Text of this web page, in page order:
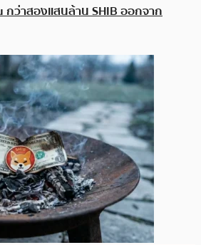
ว่าสองแสนล้าน SHIB ออกจาก